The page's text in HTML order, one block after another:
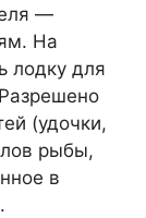
—
На
лодку для
(удочки,
рыбы,
в